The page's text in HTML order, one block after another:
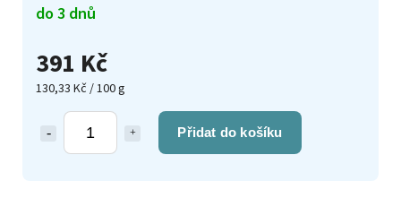
391 Kč
130,33 Kč / 100 g
Přidat do košíku
do 3 dnů